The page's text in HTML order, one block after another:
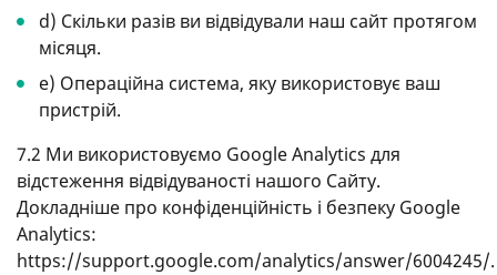
d) Скільки разів ви відвідували наш сайт протягом
місяця.
e) Операційна система, яку використовує ваш
пристрій.
7.2 Ми використовуємо Google Analytics для
відстеження відвідуваності нашого Сайту.
Докладніше про конфіденційність і безпеку Google
Analytics:
https://support.google.com/analytics/answer/6004245/.